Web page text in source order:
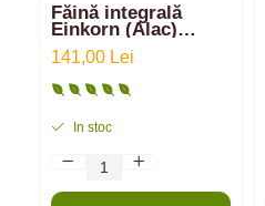
Făină integrală
Einkorn (Alac)
ecologică - 5kg
141,00 Lei
In stoc